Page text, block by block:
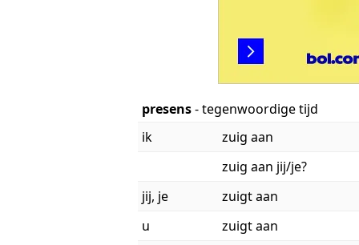
presens- tegenwoordige tijd
ik
zuig aan
zuig aan jij/je?
jij, je
zuigt aan
u
zuigt aan